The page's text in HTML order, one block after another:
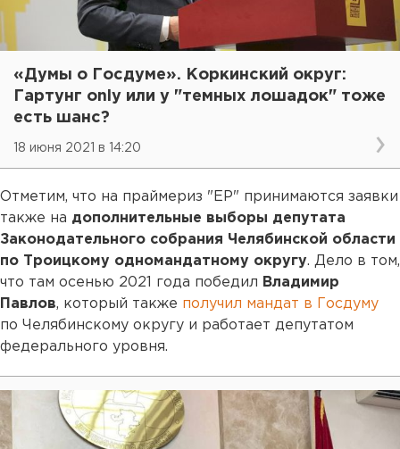
«Думы о Госдуме». Коркинский округ:
Гартунг only или у "темных лошадок" тоже
есть шанс?
18 июня 2021 в 14:20
Отметим, что на праймериз "ЕР" принимаются заявки
также на дополнительные выборы депутата
Законодательного собрания Челябинской области
по Троицкому одномандатному округу. Дело в том,
что там осенью 2021 года победил Владимир
Павлов, который также получил мандат в Госдуму
по Челябинскому округу и работает депутатом
федерального уровня.